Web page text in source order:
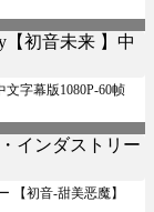
字幕版1080P-60帧
【初音-甜美恶魔】